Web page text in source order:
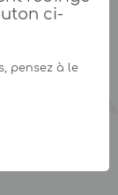
ci-
pensez à le